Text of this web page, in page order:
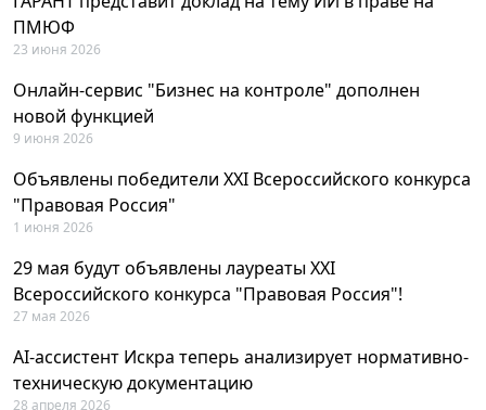
ПМЮФ
23 июня 2026
Онлайн-сервис "Бизнес на контроле" дополнен
новой функцией
9 июня 2026
Объявлены победители XXI Всероссийского конкурса
"Правовая Россия"
1 июня 2026
29 мая будут объявлены лауреаты XXI
Всероссийского конкурса "Правовая Россия"!
27 мая 2026
AI-ассистент Искра теперь анализирует нормативно-
техническую документацию
28 апреля 2026